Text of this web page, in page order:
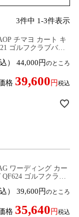
3件中 1-3件表示
チマヨ カート キ
ゴルフクラブバッ
ムプレート刻印無
） 44,000 のところ
格 39,600 税込
ワーディング カー
ゴルフクラブ
デル adidas
） 39,600 のところ
格 35,640 税込